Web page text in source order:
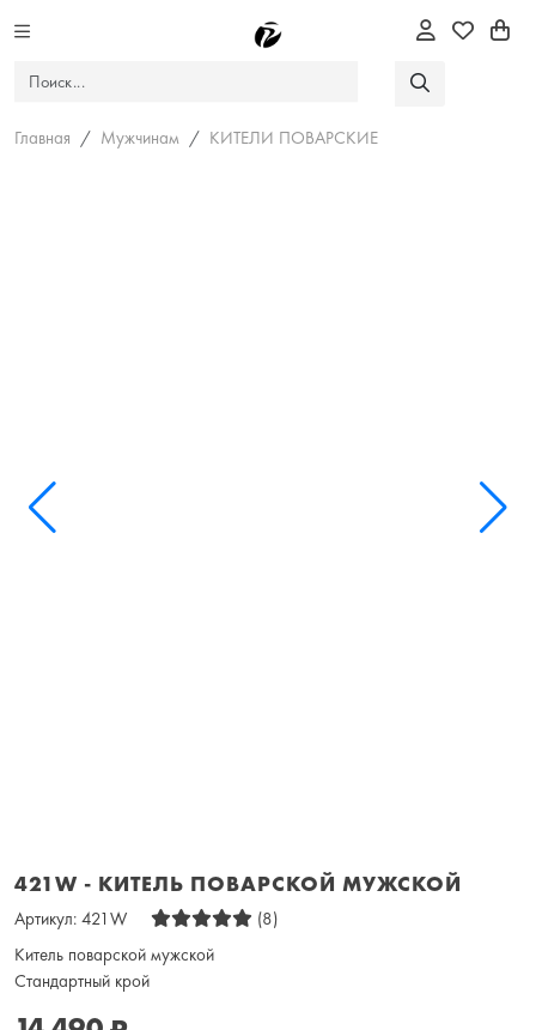
Главная Мужчинам КИТЕЛИ ПОВАРСКИЕ
421W - КИТЕЛЬ ПОВАРСКОЙ МУЖСКОЙ
Артикул: 421W
(8)
Китель поварской мужской
Стандартный крой